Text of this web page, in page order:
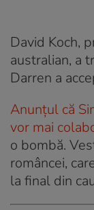
David Koch,
australian, a
Darren a
Anunțul că
vor mai
o bombă.
româncei,
la final din